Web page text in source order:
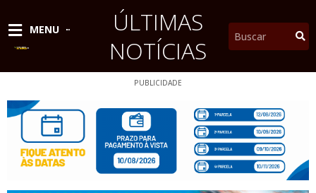
conteúdo
MENU
ÚLTIMAS
NOTÍCIAS
Pesquisar
PUBLICIDADE